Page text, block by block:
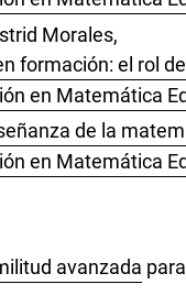
Morales,
formación: el rol
en Matemática
de la
en Matemática
avanzada